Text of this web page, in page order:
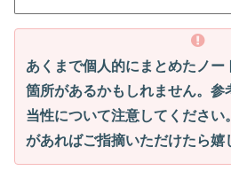
あくまで個人的にまとめたノー
箇所があるかもしれません。参
当性について注意してください
があればご指摘いただけたら嬉